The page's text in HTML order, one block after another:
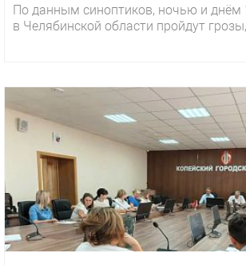
По данным синоптиков, ночью и днём
в Челябинской области пройдут